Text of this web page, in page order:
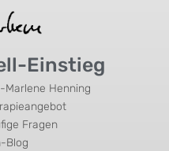
Einstieg
Marlene Henning
Fragen
Blog